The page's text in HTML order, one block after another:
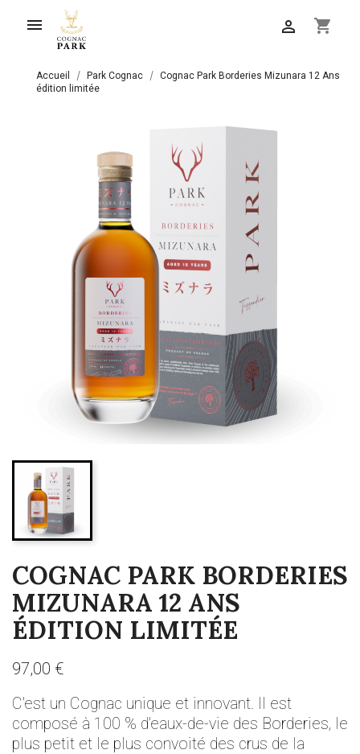
 shopping_cart

Accueil Park Cognac
Cognac Park Borderies Mizunara 12 Ans
édition limitée
COGNAC PARK BORDERIES
MIZUNARA 12 ANS
ÉDITION LIMITÉE
97,00 €
C'est un Cognac unique et innovant. Il est
composé à 100 % d'eaux-de-vie des Borderies, le
plus petit et le plus convoité des crus de la